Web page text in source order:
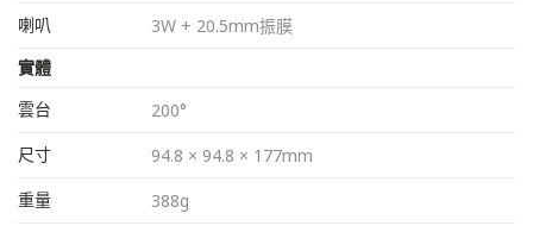
喇叭
3W + 20.5mm振膜
實體
雲台
200°
尺寸
94.8 × 94.8 × 177mm
重量
388g